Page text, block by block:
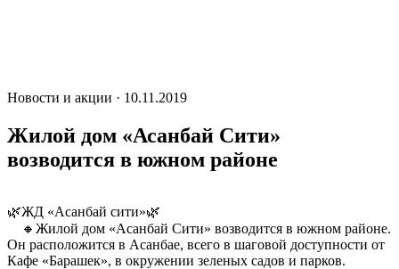
Новости и акции · 10.11.2019
Жилой дом «Асанбай Сити»
возводится в южном районе
🌿ЖД «Асанбай сити»🌿
⠀ 🔸Жилой дом «Асанбай Сити» возводится в южном районе.
Он расположится в Асанбае, всего в шаговой доступности от
Кафе «Барашек», в окружении зеленых садов и парков.